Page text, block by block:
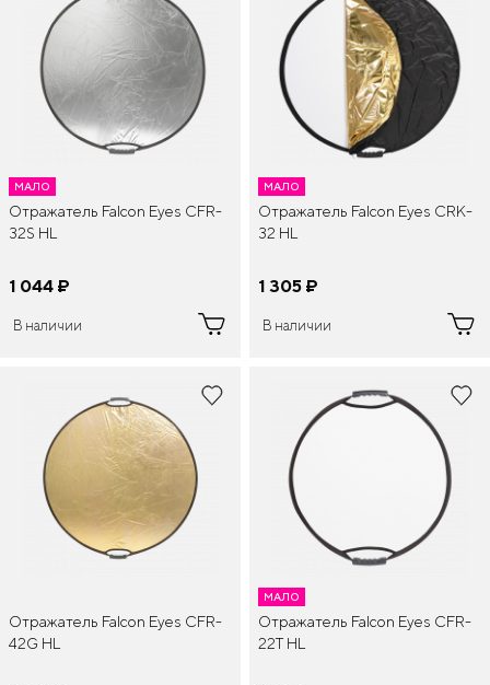
МАЛО
Отражатель Falcon Eyes CFR-
32S HL
1 044 ¤
В наличии
МАЛО
Отражатель Falcon Eyes CRK-
32 HL
1 305 ¤
В наличии
Отражатель Falcon Eyes CFR-
42G HL
МАЛО
Отражатель Falcon Eyes CFR-
22T HL